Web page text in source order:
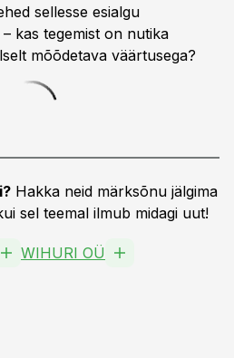
sellesse esialgu
kas tegemist on nutika
mõõdetava väärtusega?
Hakka neid märksõnu jälgima
sel teemal ilmub midagi uut!
WIHURI OÜ